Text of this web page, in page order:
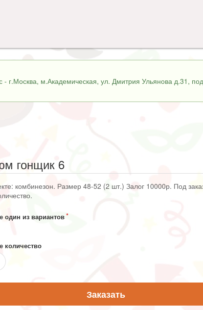
г.Москва, м.Академическая, ул. Дмитрия Ульянова д.31,
гонщик 6
комбинезон. Размер 48-52 (2 шт.) Залог 10000р. Под
один из вариантов
количество
Заказать